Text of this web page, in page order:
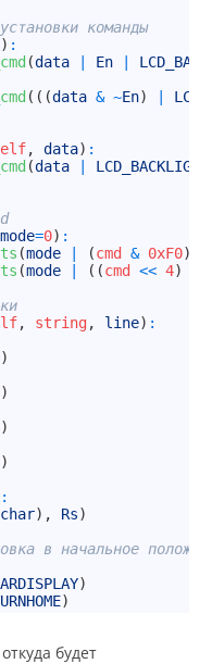
команды
) :
(data En
( ( (data & ~En)
, data) :
(data LCD_BACKLIGHT
mode=0) :
(mode (cmd & 0xF0)
(mode ( (cmd << 4)
, string, line) :
)
)
)
)
:
char) , Rs)
в начальное
)
)
будет